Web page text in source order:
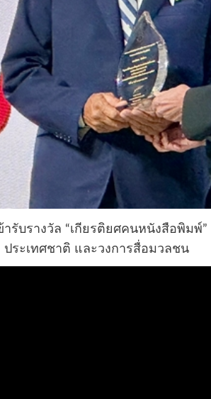
รับรางวัล “เกียรติยศคนหนังสือพิมพ์
ระเทศชาติ และวงการสื่อมวลชน